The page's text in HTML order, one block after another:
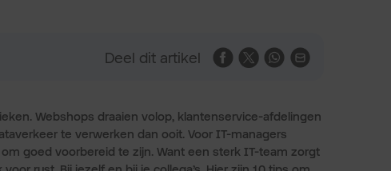
Deel dit artikel
Webshops draaien volop, klantenservice-afdelingen
te verwerken dan ooit. Voor IT-managers
goed voorbereid te zijn. Want een sterk IT-team zorgt